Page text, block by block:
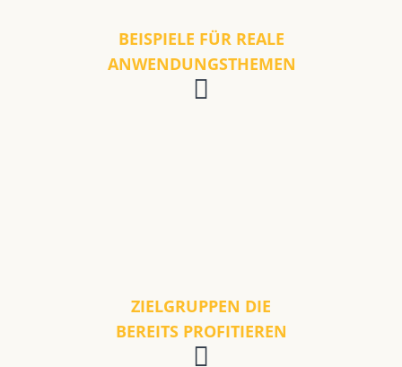
BEISPIELE FÜR REALE
ANWENDUNGSTHEMEN
ZIELGRUPPEN DIE
BEREITS PROFITIEREN